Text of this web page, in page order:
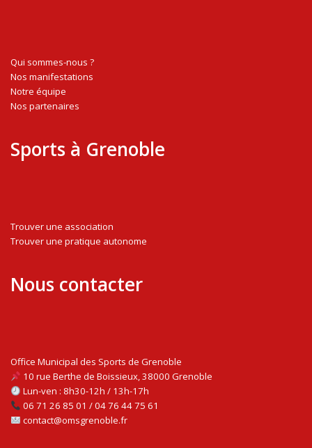
Qui sommes-nous ?
Nos manifestations
Notre équipe
Nos partenaires
Sports à Grenoble
Trouver une association
Trouver une pratique autonome
Nous contacter
Office Municipal des Sports de Grenoble
10 rue Berthe de Boissieux, 38000 Grenoble
Lun-ven : 8h30-12h / 13h-17h
06 71 26 85 01 / 04 76 44 75 61
contact@omsgrenoble.fr